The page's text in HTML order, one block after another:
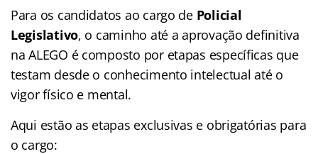
Para os candidatos ao cargo de Policial
Legislativo, o caminho até a aprovação definitiva
na ALEGO é composto por etapas específicas que
testam desde o conhecimento intelectual até o
vigor físico e mental.
Aqui estão as etapas exclusivas e obrigatórias para
o cargo: